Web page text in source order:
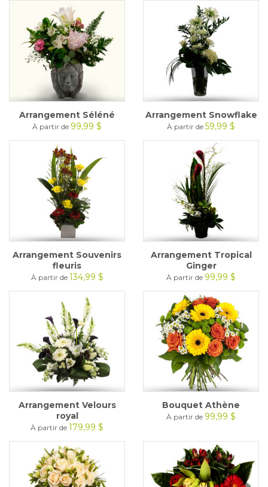
Arrangement Séléné
À partir de 99,99 $
Arrangement Snowflake
À partir de 59,99 $
Arrangement Souvenirs
fleuris
À partir de 134,99 $
Arrangement Tropical
Ginger
À partir de 99,99 $
Arrangement Velours
royal
À partir de 179,99 $
Bouquet Athène
À partir de 99,99 $